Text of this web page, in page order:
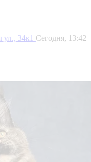
ул., 34к1 Сегодня, 13:42